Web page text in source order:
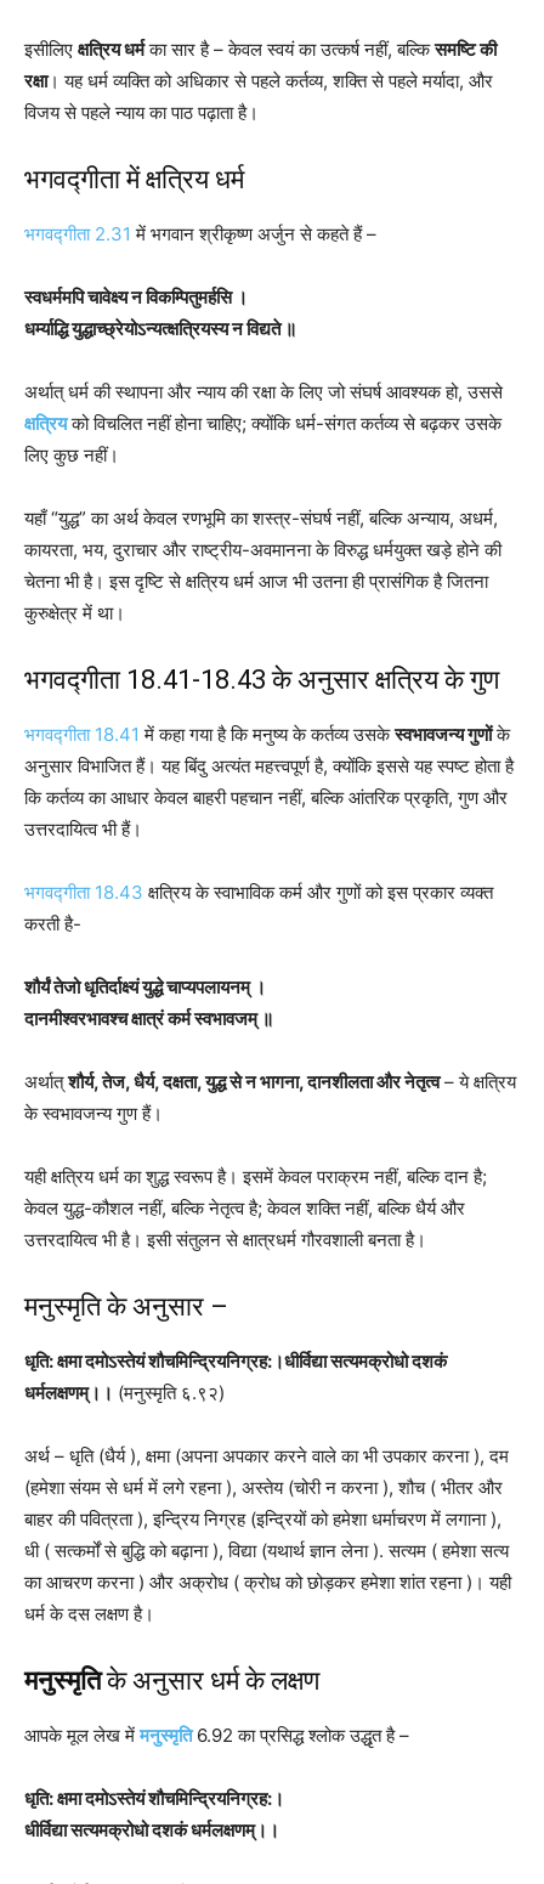
इसीलिए क्षत्रिय धर्मका सार है – केवल स्वयं का उत्कर्ष नहीं, बल्किसमष्टि की
रक्षा। यह धर्म व्यक्ति को अधिकार से पहले कर्तव्य, शक्ति से पहले मर्यादा, और
विजय से पहले न्याय का पाठ पढ़ाता है।
भगवद्गीतामें क्षत्रिय धर्म
भगवद्गीता 2.31 में भगवान श्रीकृष्ण अर्जुन से कहते हैं –
स्वधर्ममपि चावेक्ष्य न विकम्पितुमर्हसि ।
धर्म्याद्धि युद्धाच्छ्रेयोऽन्यत्क्षत्रियस्य न विद्यते ॥
अर्थात् धर्म की स्थापना और न्याय की रक्षा के लिए जो संघर्ष आवश्यक हो, उससे
क्षत्रियको विचलित नहीं होना चाहिए; क्योंकि धर्म-संगत कर्तव्य से बढ़कर उसके
लिए कुछ नहीं।
यहाँ “युद्ध” का अर्थ केवल रणभूमि का शस्त्र-संघर्ष नहीं, बल्कि अन्याय, अधर्म,
कायरता, भय, दुराचार और राष्ट्रीय-अवमानना के विरुद्ध धर्मयुक्त खड़े होने की
चेतना भी है। इस दृष्टि से क्षत्रिय धर्म आज भी उतना ही प्रासंगिक है जितना
कुरुक्षेत्र में था।
भगवद्गीता 18.41-18.43 के अनुसार क्षत्रिय के गुण
भगवद्गीता 18.41 में कहा गया है कि मनुष्य के कर्तव्य उसकेस्वभावजन्य गुणोंके
अनुसार विभाजित हैं। यह बिंदु अत्यंत महत्त्वपूर्ण है, क्योंकि इससे यह स्पष्ट होता है
कि कर्तव्य का आधार केवल बाहरी पहचान नहीं, बल्कि आंतरिक प्रकृति, गुण और
उत्तरदायित्व भी हैं।
भगवद्गीता 18.43 क्षत्रिय के स्वाभाविक कर्म और गुणों को इस प्रकार व्यक्त
करती है-
शौर्यं तेजो धृतिर्दाक्ष्यं युद्धे चाप्यपलायनम् ।
दानमीश्वरभावश्च क्षात्रं कर्म स्वभावजम् ॥
अर्थात्शौर्य, तेज, धैर्य, दक्षता, युद्ध से न भागना, दानशीलता और नेतृत्व– ये क्षत्रिय
के स्वभावजन्य गुण हैं।
यही क्षत्रिय धर्म का शुद्ध स्वरूप है। इसमें केवल पराक्रम नहीं, बल्कि दान है;
केवल युद्ध-कौशल नहीं, बल्कि नेतृत्व है; केवल शक्ति नहीं, बल्कि धैर्य और
उत्तरदायित्व भी है। इसी संतुलन से क्षात्रधर्म गौरवशाली बनता है।
मनुस्मृति के अनुसार –
धृति: क्षमा दमोऽस्‍तेयं शौचमिन्‍द्रियनिग्रह:।धीर्विद्या सत्‍यमक्रोधो दशकं
धर्मलक्षणम्‌।। (मनुस्‍मृति ६.९२)
अर्थ – धृति (धैर्य ), क्षमा (अपना अपकार करने वाले का भी उपकार करना ), दम
(हमेशा संयम से धर्म में लगे रहना ), अस्तेय (चोरी न करना ), शौच ( भीतर और
बाहर की पवित्रता ), इन्द्रिय निग्रह (इन्द्रियों को हमेशा धर्माचरण में लगाना ),
धी ( सत्कर्मों से बुद्धि को बढ़ाना ), विद्या (यथार्थ ज्ञान लेना ). सत्यम ( हमेशा सत्य
का आचरण करना ) और अक्रोध ( क्रोध को छोड़कर हमेशा शांत रहना )। यही
धर्म के दस लक्षण है।
मनुस्मृतिके अनुसार धर्म के लक्षण
आपके मूल लेख मेंमनुस्मृति6.92 का प्रसिद्ध श्लोक उद्धृत है –
धृति: क्षमा दमोऽस्तेयं शौचमिन्द्रियनिग्रह:।
धीर्विद्या सत्यमक्रोधो दशकं धर्मलक्षणम्।।